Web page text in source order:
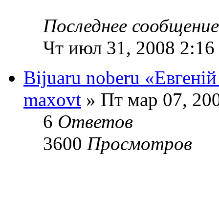
Последнее
Чт июл 31, 2008 2:16
Bijuaru noberu
maxovt » Пт мар 07,
6 Ответов
3600 Просмотров